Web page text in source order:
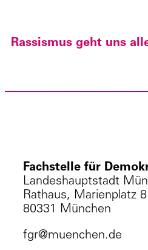
Rassismus geht uns
Fachstelle für
Landeshauptstadt
Rathaus, Marienplatz 8
80331 München
fgr@muenchen.de